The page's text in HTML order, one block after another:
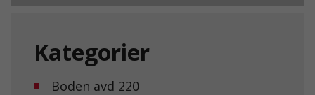
Kategorier
Boden avd 220